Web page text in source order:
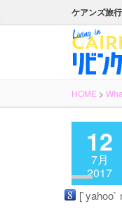
ケアンズ旅
HOME >
12
7月
2017
[`yahoo`